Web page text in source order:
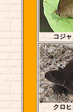
コジ
クロ